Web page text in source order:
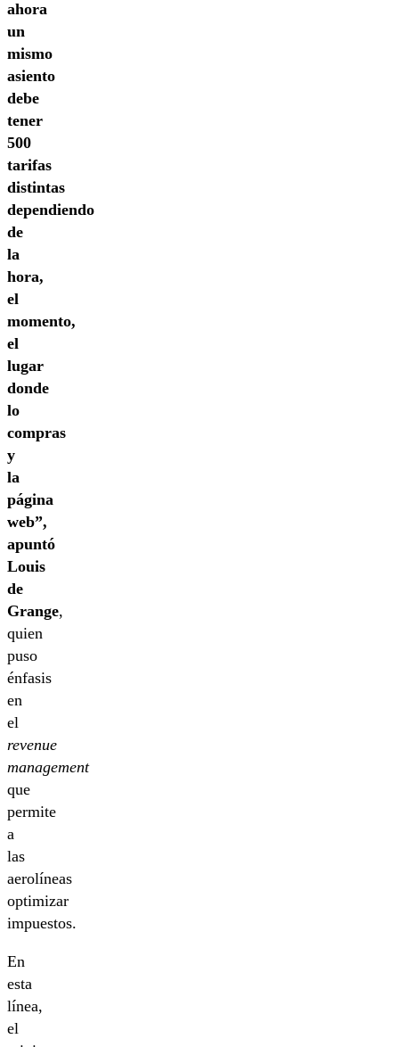
ahora
un
mismo
asiento
debe
tener
500
tarifas
distintas
dependiendo
de
la
hora,
el
momento,
el
lugar
donde
lo
compras
y
la
página
web”,
apuntó
Louis
de
Grange,
quien
puso
énfasis
en
el
revenue
management
que
permite
a
las
aerolíneas
optimizar
impuestos.
En
esta
línea,
el